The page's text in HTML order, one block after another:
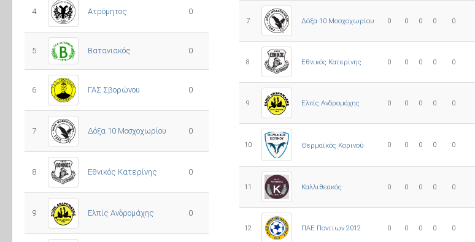
7 Δόξα 10 Μοσχοχωρίου 0 0 0 0 0
8 Εθνικός Κατερίνης 0 0 0 0 0
9 Ελπίς Ανδρομάχης 0 0 0 0 0
10 Θερμαϊκός Κορινού 0 0 0 0 0
11 Καλλιθεακός 0 0 0 0 0
12 ΠΑΕ Ποντίων 2012 0 0 0 0 0
4 Ατρόμητος 0
5 Βατανιακός 0
6 ΓΑΣ Σβορώνου 0
7 Δόξα 10 Μοσχοχωρίου 0
8 Εθνικός Κατερίνης 0
9 Ελπίς Ανδρομάχης 0